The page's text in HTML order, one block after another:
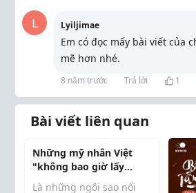
L Lyiljimae
Em có đọc mấy bài viết của
mẽ hơn nhé.
8 năm trước Trả lời 1
Bài viết liên quan
Những mỹ nhân Việt
"không bao giờ lấy
chồng nghèo"
Là những ngôi sao nổi